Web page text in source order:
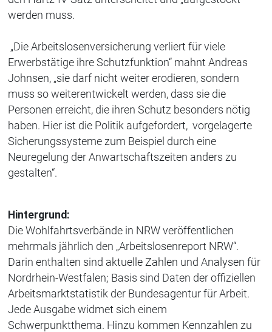
werden muss.
„Die Arbeitslosenversicherung verliert für viele
Erwerbstätige ihre Schutzfunktion“ mahnt Andreas
Johnsen, „sie darf nicht weiter erodieren, sondern
muss so weiterentwickelt werden, dass sie die
Personen erreicht, die ihren Schutz besonders nötig
haben. Hier ist die Politik aufgefordert, vorgelagerte
Sicherungssysteme zum Beispiel durch eine
Neuregelung der Anwartschaftszeiten anders zu
gestalten“.
Hintergrund:
Die Wohlfahrtsverbände in NRW veröffentlichen
mehrmals jährlich den „Arbeitslosenreport NRW“.
Darin enthalten sind aktuelle Zahlen und Analysen für
Nordrhein-Westfalen; Basis sind Daten der offiziellen
Arbeitsmarktstatistik der Bundesagentur für Arbeit.
Jede Ausgabe widmet sich einem
Schwerpunktthema. Hinzu kommen Kennzahlen zu